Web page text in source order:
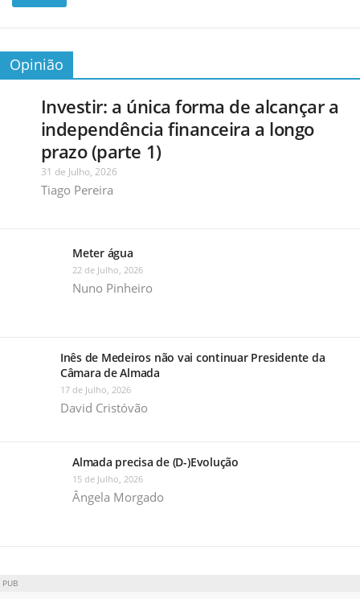
Opinião
Investir: a única forma de alcançar a
independência financeira a longo
prazo (parte 1)
31 de Julho, 2026
Tiago Pereira
Meter água
22 de Julho, 2026
Nuno Pinheiro
Inês de Medeiros não vai continuar Presidente da
Câmara de Almada
17 de Julho, 2026
David Cristóvão
Almada precisa de (D-)Evolução
15 de Julho, 2026
Ângela Morgado
PUB